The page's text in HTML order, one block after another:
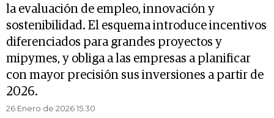
la evaluación de empleo, innovación y
sostenibilidad. El esquema introduce incentivos
diferenciados para grandes proyectos y
mipymes, y obliga a las empresas a planificar
con mayor precisión sus inversiones a partir de
2026.
26 Enero de 2026 15.30